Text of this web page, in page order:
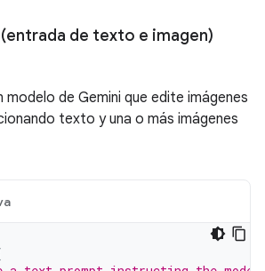
de texto e imagen)
modelo de Gemini que edite imágenes
texto y una o más imágenes